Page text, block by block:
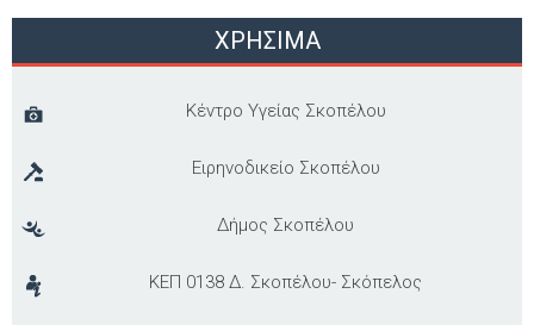
ΧΡΗΣΙΜΑ
Κέντρο Υγείας Σκοπέλου
Ειρηνοδικείο Σκοπέλου
Δήμος Σκοπέλου
ΚΕΠ 0138 Δ. Σκοπέλου- Σκόπελος